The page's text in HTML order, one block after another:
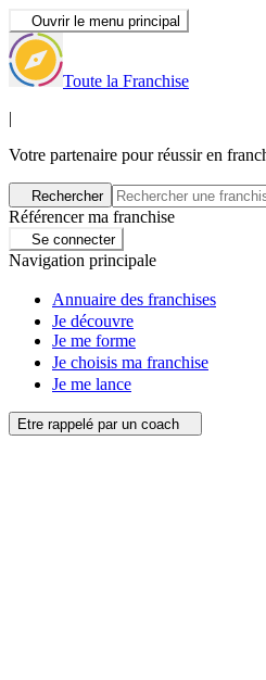
Ouvrir le menu principal
Toute la Franchise
|
Votre partenaire pour réussir en
Rechercher
Référencer ma franchise
Se connecter
Navigation principale
Annuaire des franchises
Je découvre
Je me forme
Je choisis ma franchise
Je me lance
Etre rappelé par un coach